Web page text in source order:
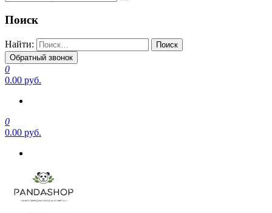
Поиск
Найти:
Обратный звонок
0
0.00 руб.
0
0.00 руб.